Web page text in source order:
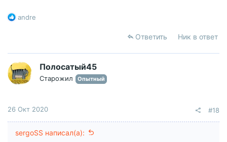
Р
ц
и
и
:
andre
Ответить Ник в ответ
Полосатый45
Старожил Опытный
26 Окт 2020 #18
sergoSS написал(а):